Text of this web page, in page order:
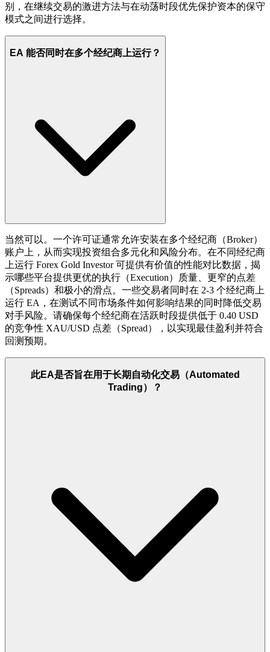
别，在继续交易的激进方法与在动荡时段优先保护资本的保守
模式之间进行选择。
EA 能否同时在多个经纪商上运行？
当然可以。一个许可证通常允许安装在多个经纪商（Broker）
账户上，从而实现投资组合多元化和风险分布。在不同经纪商
上运行 Forex Gold Investor 可提供有价值的性能对比数据，揭
示哪些平台提供更优的执行（Execution）质量、更窄的点差
（Spreads）和极小的滑点。一些交易者同时在 2-3 个经纪商上
运行 EA，在测试不同市场条件如何影响结果的同时降低交易
对手风险。请确保每个经纪商在活跃时段提供低于 0.40 USD
的竞争性 XAU/USD 点差（Spread），以实现最佳盈利并符合
回测预期。
此EA是否旨在用于长期自动化交易（Automated
Trading）？